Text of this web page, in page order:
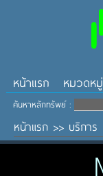
หน้าแรก หมวดห
ค้นหาหลักทรัพย์ :
หน้าแรก >> บริการ